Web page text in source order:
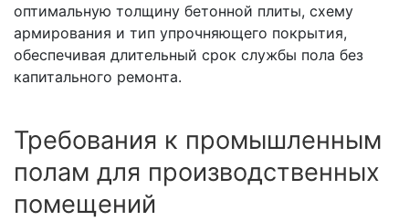
оптимальную толщину бетонной плиты, схему
армирования и тип упрочняющего покрытия,
обеспечивая длительный срок службы пола без
капитального ремонта.
Требования к промышленным
полам для производственных
помещений